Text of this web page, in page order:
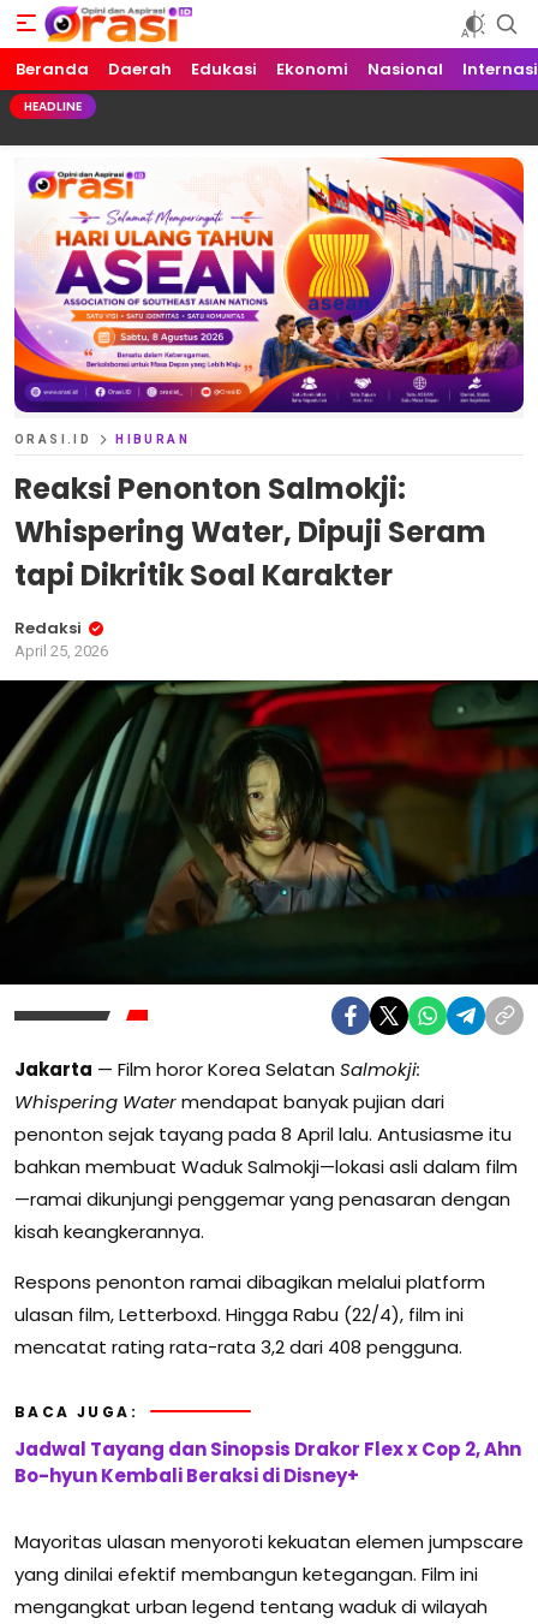
Orasi.ID
Opini dan Aspirasi!
Beranda Daerah Edukasi Ekonomi Nasional
HEADLINE
ORASI.ID HIBURAN
Reaksi Penonton Salmokji:
Whispering Water, Dipuji Seram
tapi Dikritik Soal Karakter
Redaksi
April 25, 2026
Jakarta — Film horor Korea Selatan Salmokji:
Whispering Watermendapat banyak pujian dari
penonton sejak tayang pada 8 April lalu. Antusiasme itu
bahkan membuat Waduk Salmokji—lokasi asli dalam film
—ramai dikunjungi penggemar yang penasaran dengan
kisah keangkerannya.
Respons penonton ramai dibagikan melalui platform
ulasan film, Letterboxd. Hingga Rabu (22/4), film ini
mencatat rating rata-rata 3,2 dari 408 pengguna.
BACA JUGA:
Jadwal Tayang dan Sinopsis Drakor Flex x Cop 2, Ahn
Bo-hyun Kembali Beraksi di Disney+
Mayoritas ulasan menyoroti kekuatan elemen jumpscare
yang dinilai efektif membangun ketegangan. Film ini
mengangkat urban legend tentang waduk di wilayah